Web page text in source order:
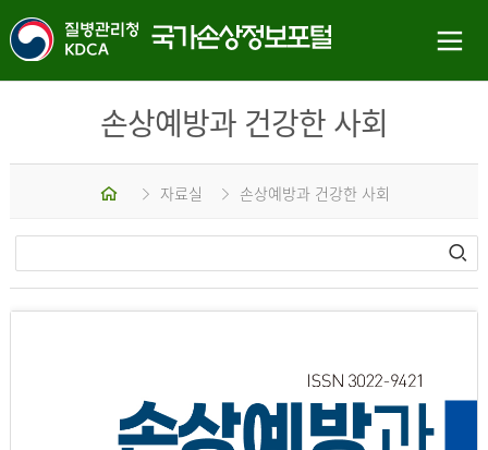
손상예방과 건강한 사회
홈 자료실 손상예방과 건강한 사회